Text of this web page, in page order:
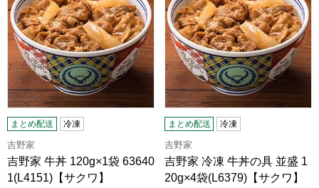
まとめ配送 冷凍
吉野家
吉野家 牛丼 120g×1袋 63640
1(L4151)【サクワ】
まとめ配送 冷凍
吉野家
吉野家 冷凍 牛丼の具 並盛 1
20g×4袋(L6379)【サクワ】